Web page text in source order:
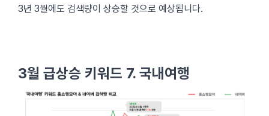
3년 3월에도 검색량이 상승할 것으로 예상됩니다.
3월 급상승 키워드 7. 국내여행